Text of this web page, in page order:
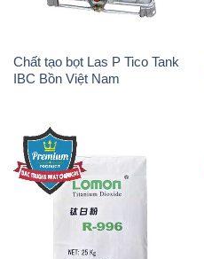
Chất tạo bọt Las P Tico Tank
IBC Bồn Việt Nam